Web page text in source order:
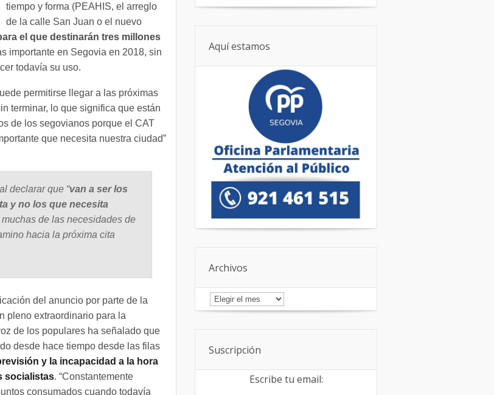
tiempo y forma (PEAHIS, el arreglo
de la calle San Juan o el nuevo
el que destinarán tres millones
importante en Segovia en 2018, sin
todavía su uso.
permitirse llegar a las próximas
terminar, lo que significa que están
de los segovianos porque el CAT
que necesita nuestra ciudad”
declarar que “van a ser los
y no los que necesita
de las necesidades de
hacia la próxima cita
del anuncio por parte de la
pleno extraordinario para la
de los populares ha señalado que
desde hace tiempo desde las filas
y la incapacidad a la hora
socialistas. “Constantemente
consumados cuando todavía
Aquí estamos
Archivos
Archivos
Suscripción
Escribe tu email: